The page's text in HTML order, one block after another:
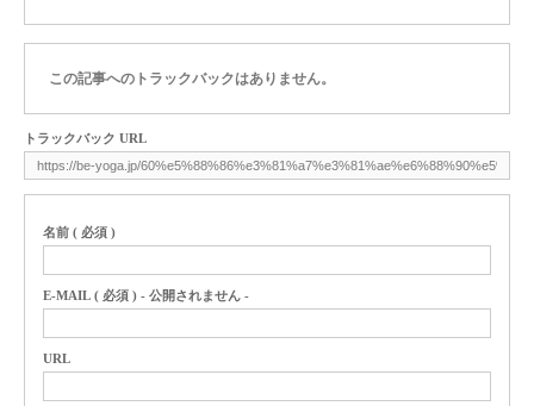
この記事へのトラックバックはありません。
トラックバック URL
名前 ( 必須 )
E-MAIL ( 必須 ) - 公開されません -
URL